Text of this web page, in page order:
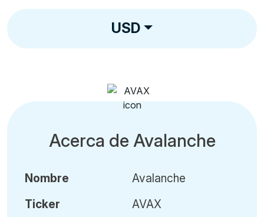
USD
Acerca de Avalanche
Nombre
Ticker
Avalanche
AVAX